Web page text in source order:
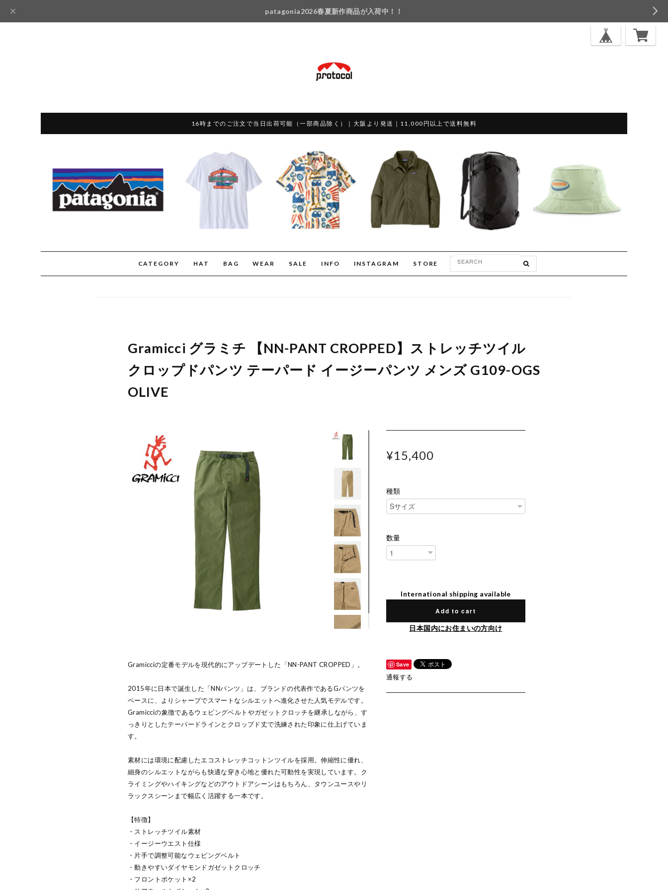
patagonia2026春夏新作商品が入荷中！！
16時までのご注文で当日出荷可能（一部商品除く）｜大阪より発送｜11,000円以上で送料無料
CATEGORY HAT BAG WEAR SALE INFO INSTAGRAM STORE
Gramicci グラミチ 【NN-PANT CROPPED】ストレッチツイル
クロップドパンツ テーパード イージーパンツ メンズ G109-OGS
OLIVE
Gramicciの定番モデルを現代的にアップデートした「NN-PANT CROPPED」。
2015年に日本で誕生した「NNパンツ」は、ブランドの代表作であるGパンツを
ベースに、よりシャープでスマートなシルエットへ進化させた人気モデルです。
Gramicciの象徴であるウェビングベルトやガゼットクロッチを継承しながら、す
っきりとしたテーパードラインとクロップド丈で洗練された印象に仕上げていま
す。
素材には環境に配慮したエコストレッチコットンツイルを採用。伸縮性に優れ、
細身のシルエットながらも快適な穿き心地と優れた可動性を実現しています。ク
ライミングやハイキングなどのアウトドアシーンはもちろん、タウンユースやリ
ラックスシーンまで幅広く活躍する一本です。
【特徴】
・ストレッチツイル素材
・イージーウエスト仕様
・片手で調整可能なウェビングベルト
・動きやすいダイヤモンドガゼットクロッチ
・フロントポケット×2
¥15,400
種類
数量
International shipping available
Add to cart
日本国内にお住まいの方向け
Save
通報する